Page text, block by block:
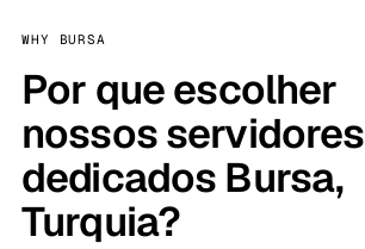
WHY BURSA
Por que escolher
nossos servidores
dedicados Bursa,
Turquia?